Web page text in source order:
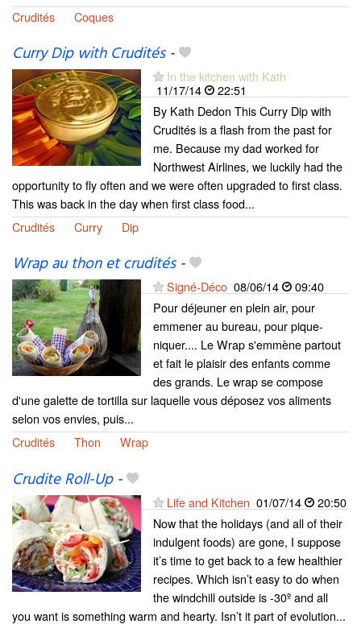
Crudités
Coques
Curry Dip with Crudités-
In the kitchen with Kath
11/17/14
22:51
By Kath Dedon This Curry Dip with
Crudités is a flash from the past for
me. Because my dad worked for
Northwest Airlines, we luckily had the
opportunity to fly often and we were often upgraded to first class.
This was back in the day when first class food...
Crudités
Curry Dip
Wrap au thon et crudités-
Signé-Déco 08/06/14
09:40
Pour déjeuner en plein air, pour
emmener au bureau, pour pique-
niquer.... Le Wrap s'emmène partout
et fait le plaisir des enfants comme
des grands. Le wrap se compose
d'une galette de tortilla sur laquelle vous déposez vos aliments
selon vos envies, puis...
Crudités
Thon Wrap
Crudite Roll-Up-
Life and Kitchen 01/07/14
20:50
Now that the holidays (and all of their
indulgent foods) are gone, I suppose
it’s time to get back to a few healthier
recipes. Which isn’t easy to do when
the windchill outside is -30º and all
you want is something warm and hearty. Isn’t it part of evolution...